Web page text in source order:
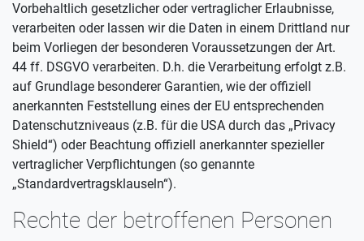
Vorbehaltlich gesetzlicher oder vertraglicher Erlaubnisse,
verarbeiten oder lassen wir die Daten in einem Drittland nur
beim Vorliegen der besonderen Voraussetzungen der Art.
44 ff. DSGVO verarbeiten. D.h. die Verarbeitung erfolgt z.B.
auf Grundlage besonderer Garantien, wie der offiziell
anerkannten Feststellung eines der EU entsprechenden
Datenschutzniveaus (z.B. für die USA durch das „Privacy
Shield“) oder Beachtung offiziell anerkannter spezieller
vertraglicher Verpflichtungen (so genannte
„Standardvertragsklauseln“).
Rechte der betroffenen Personen